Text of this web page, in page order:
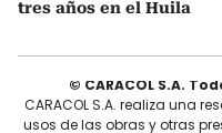
tres años en el Huila
© CARACOL S.A.
CARACOL S.A. realiza una
usos de las obras y otras